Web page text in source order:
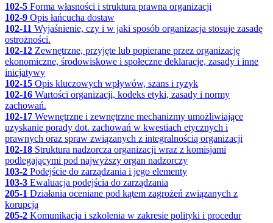
102-5 Forma własności i struktura prawna organizacji
102-9 Opis łańcucha dostaw
102-11 Wyjaśnienie, czy i w jaki sposób organizacja stosuje zasadę
ostrożności.
102-12 Zewnętrzne, przyjęte lub popierane przez organizację
ekonomiczne, środowiskowe i społeczne deklaracje, zasady i inne
inicjatywy
102-15 Opis kluczowych wpływów, szans i ryzyk
102-16 Wartości organizacji, kodeks etyki, zasady i normy
zachowań.
102-17 Wewnętrzne i zewnętrzne mechanizmy umożliwiające
uzyskanie porady dot. zachowań w kwestiach etycznych i
prawnych oraz spraw związanych z integralnością organizacji
102-18 Struktura nadzorcza organizacji wraz z komisjami
podlegającymi pod najwyższy organ nadzorczy
103-2 Podejście do zarządzania i jego elementy
103-3 Ewaluacja podejścia do zarządzania
205-1 Działania oceniane pod kątem zagrożeń związanych z
korupcją
205-2 Komunikacja i szkolenia w zakresie polityki i procedur